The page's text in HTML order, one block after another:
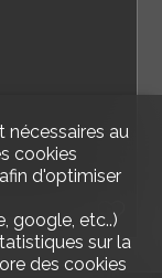
nécessaires au
cookies
d'optimiser
google, etc..)
sur la
des cookies